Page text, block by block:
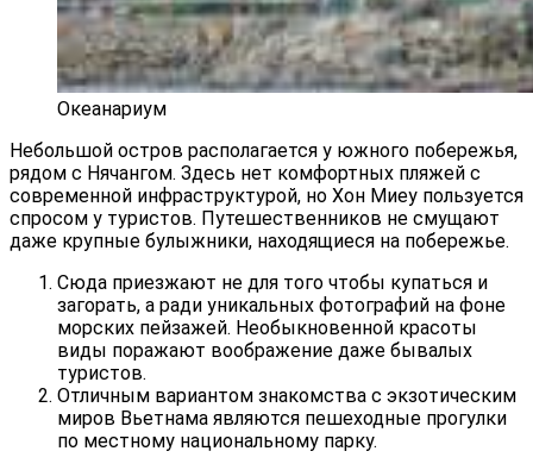
Океанариум
Небольшой остров располагается у южного побережья,
рядом с Нячангом. Здесь нет комфортных пляжей с
современной инфраструктурой, но Хон Миеу пользуется
спросом у туристов. Путешественников не смущают
даже крупные булыжники, находящиеся на побережье.
Сюда приезжают не для того чтобы купаться и
загорать, а ради уникальных фотографий на фоне
морских пейзажей. Необыкновенной красоты
виды поражают воображение даже бывалых
туристов.
Отличным вариантом знакомства с экзотическим
миров Вьетнама являются пешеходные прогулки
по местному национальному парку.